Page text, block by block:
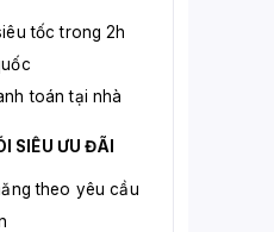
tốc trong 2h
toán tại nhà
SIÊU ƯU ĐÃI
theo yêu cầu